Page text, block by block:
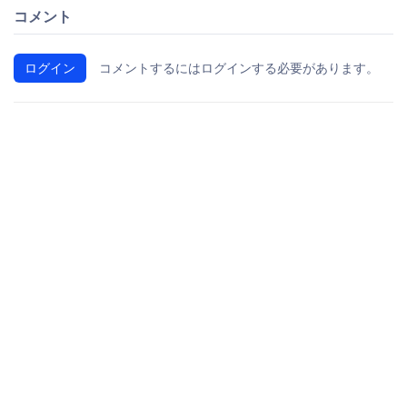
コメント
ログイン コメントするにはログインする必要があります。